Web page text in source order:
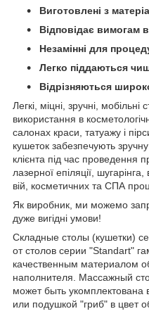
Виготовлені з
Відповідає вимогам
Незамінні для
Легко піддаються
Відрізняються
Легкі, міцні, зручні,
використання в
салонах краси, татуажу і
кушеток забезпечують
клієнта під час проведення
лазерної епіляції,
вій, косметичних та СПА
Як виробник, ми можемо
дуже вигідні умови!
Складные столы (кушетки)
от столов серии "Standart"
качественным материалом
наполнителя. Массажный
может быть
или подушкой "гриб" в цвет